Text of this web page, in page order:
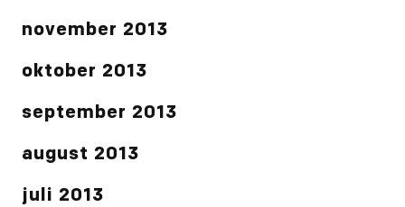
november 2013
oktober 2013
september 2013
august 2013
juli 2013